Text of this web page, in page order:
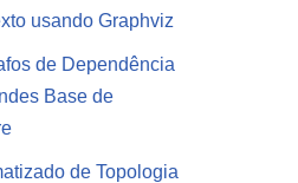
usando Graphviz
de Dependência
Base de
de Topologia